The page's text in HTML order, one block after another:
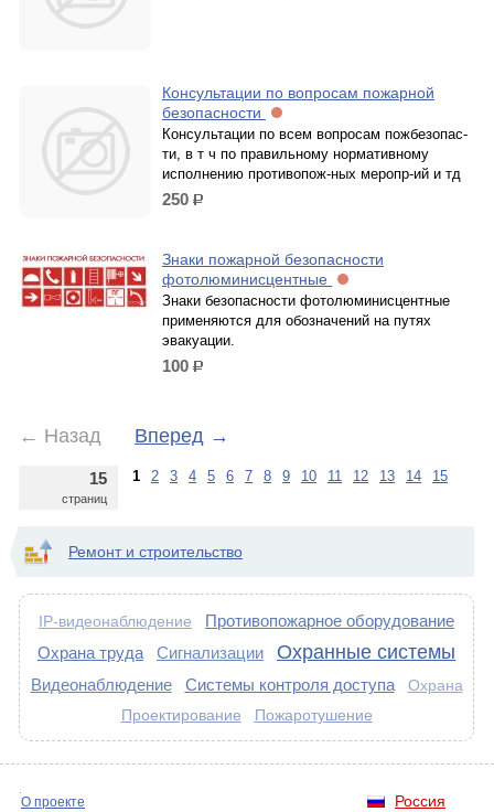
Консультации по вопросам пожарной
безопасности
Консультации по всем вопросам пожбезопас-
ти, в т ч по правильному нормативному
исполнению противопож-ных меропр-ий и тд
250 р.
Знаки пожарной безопасности
фотолюминисцентные
Знаки безопасности фотолюминисцентные
применяются для обозначений на путях
эвакуации.
100 р.
← Назад Вперед →
15
страниц
1 2 3 4 5 6 7 8 9 10 11 12 13 14 15
Ремонт и строительство
IP-видеонаблюдение
Противопожарное оборудование
Охрана труда
Сигнализации Охранные системы
Видеонаблюдение Системы контроля доступа Охрана
Проектирование Пожаротушение
Россия
О проекте